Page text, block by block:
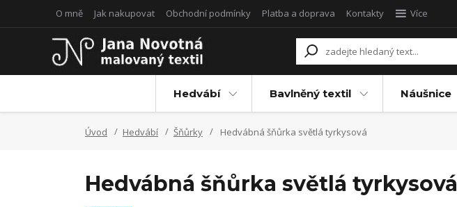
O mně Jak nakupovat Obchodní podmínky Platba a doprava Kontakty Více
Hedvábí Bavlněný textil Náušnice
Úvod Hedvábí Šňůrky Hedvábná šňůrka světlá tyrkysová
Hedvábná šňůrka světlá tyrkysová